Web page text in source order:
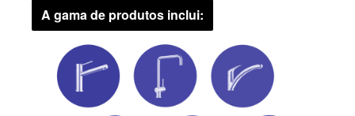
A gama de produtos inclui: